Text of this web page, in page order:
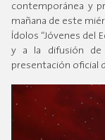
contemporánea y
mañana de este
Ídolos “Jóvenes del
y a la difusión de
presentación oficial